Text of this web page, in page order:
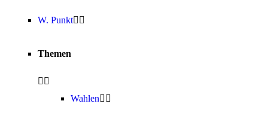
W. Punkt
Themen
Wahlen